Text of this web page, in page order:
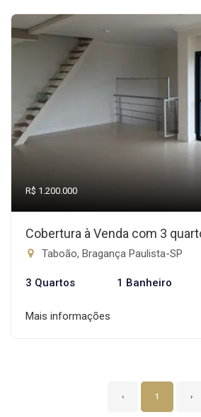
R$ 1.200.000
Cobertura à Venda com 3
Taboão, Bragança Paulista-SP
3 Quartos 1 Banheiro
Mais informações
‹ 1 ›